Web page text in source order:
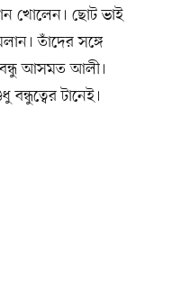
খোলেন। ছোট ভাই
তাঁদের সঙ্গে
বন্ধু আসমত আলী।
টানেই।